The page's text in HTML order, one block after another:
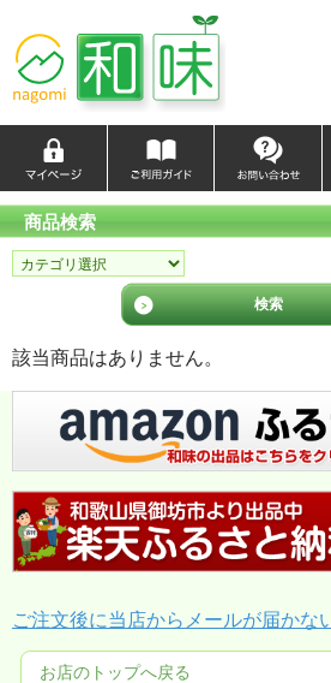
商品検索
該当商品はありません。
ご注文後に当店からメールが届かな
お店のトップへ戻る